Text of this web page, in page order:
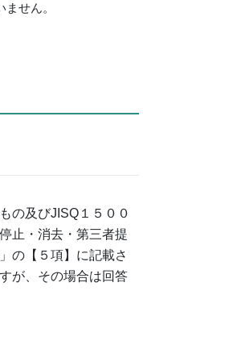
せん。
の及びJISQ１５００
止・消去・第三者提
の【５項】に記載さ
が、その場合は回答